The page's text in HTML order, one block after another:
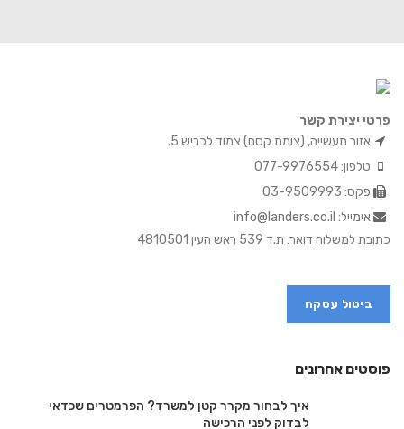
פרטי יצירת קשר
אזור תעשייה, (צומת קסם) צמוד לכביש 5.
טלפון: 077-9976554
פקס: 03-9509993
אימייל: info@landers.co.il
כתובת למשלוח דואר: ת.ד 539 ראש העין 4810501
ביטול עסקה
פוסטים אחרונים
איך לבחור מקרר קטן למשרד? הפרמטרים שכדאי
לבדוק לפני הרכישה